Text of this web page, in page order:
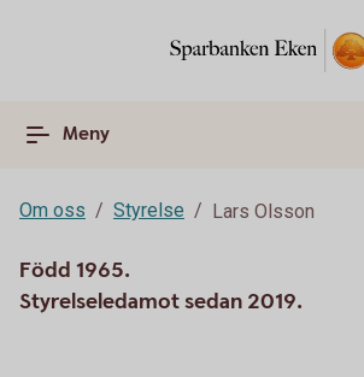
Meny
Om oss Styrelse Lars Olsson
Född 1965.
Styrelseledamot sedan 2019.